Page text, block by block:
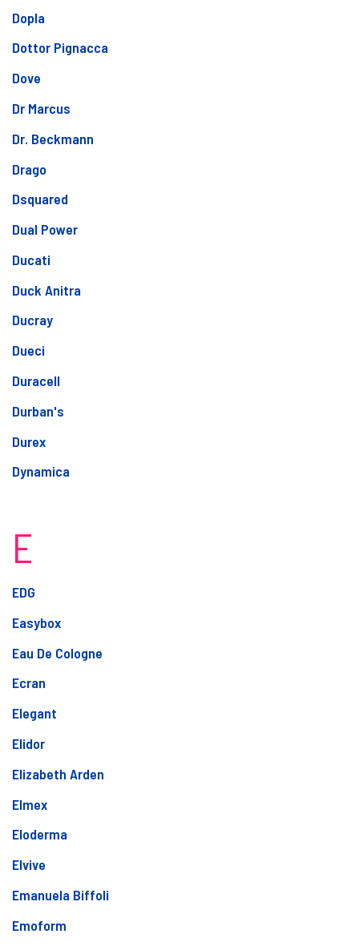
Dopla
Dottor Pignacca
Dove
Dr Marcus
Dr. Beckmann
Drago
Dsquared
Dual Power
Ducati
Duck Anitra
Ducray
Dueci
Duracell
Durban's
Durex
Dynamica
E
EDG
Easybox
Eau De Cologne
Ecran
Elegant
Elidor
Elizabeth Arden
Elmex
Eloderma
Elvive
Emanuela Biffoli
Emoform